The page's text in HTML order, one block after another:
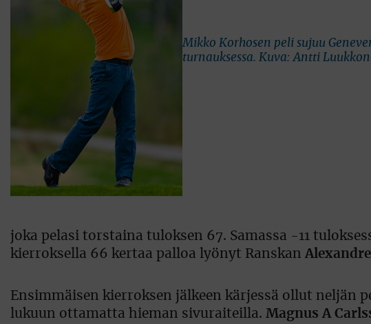
Mikko Korhosen peli sujuu
turnauksessa. Kuva: Antti
joka pelasi torstaina tuloksen 67. Samassa -11
kierroksella 66 kertaa palloa lyönyt Ranskan
Ensimmäisen kierroksen jälkeen kärjessä ollut neljän
lukuun ottamatta hieman sivuraiteilla. Magnus A